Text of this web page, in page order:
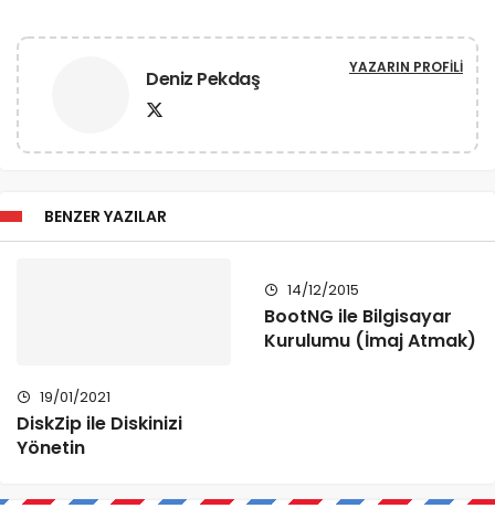
Deniz Pekdaş YAZARIN PROFILI
BENZER YAZILAR
19/01/2021
DiskZip ile Diskinizi
Yönetin
14/12/2015
BootNG ile Bilgisayar
Kurulumu (İmaj Atmak)